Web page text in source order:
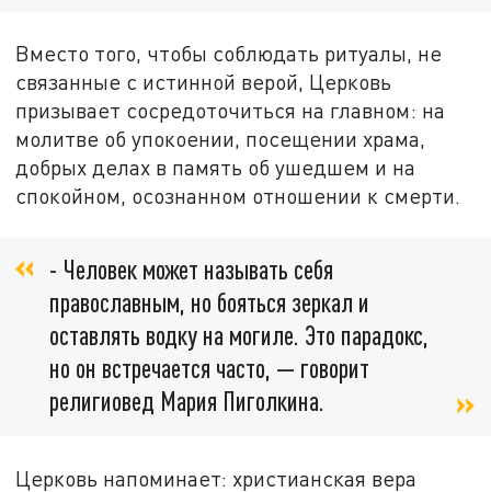
Вместо того, чтобы соблюдать ритуалы, не
связанные с истинной верой, Церковь
призывает сосредоточиться на главном: на
молитве об упокоении, посещении храма,
добрых делах в память об ушедшем и на
спокойном, осознанном отношении к смерти.
- Человек может называть себя
православным, но бояться зеркал и
оставлять водку на могиле. Это парадокс,
но он встречается часто, — говорит
религиовед Мария Пиголкина.
Церковь напоминает: христианская вера